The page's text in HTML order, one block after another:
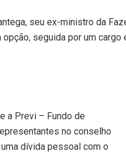
seu ex-ministro da
seguida por um cargo
a Previ – Fundo de
no conselho
dívida pessoal com o